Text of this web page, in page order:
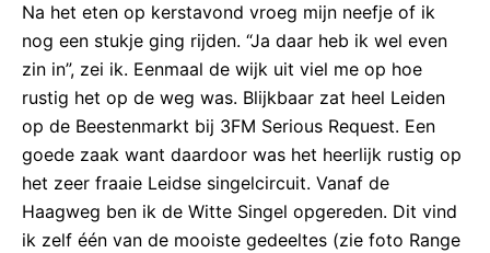
Na het eten op kerstavond vroeg mijn neefje of ik
nog een stukje ging rijden. “Ja daar heb ik wel even
zin in”, zei ik. Eenmaal de wijk uit viel me op hoe
rustig het op de weg was. Blijkbaar zat heel Leiden
op de Beestenmarkt bij 3FM Serious Request. Een
goede zaak want daardoor was het heerlijk rustig op
het zeer fraaie Leidse singelcircuit. Vanaf de
Haagweg ben ik de Witte Singel opgereden. Dit vind
ik zelf één van de mooiste gedeeltes (zie foto Range